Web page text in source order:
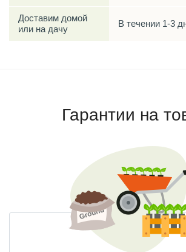
Доставим домой
или на дачу
В течении 1-3
Гарантии на